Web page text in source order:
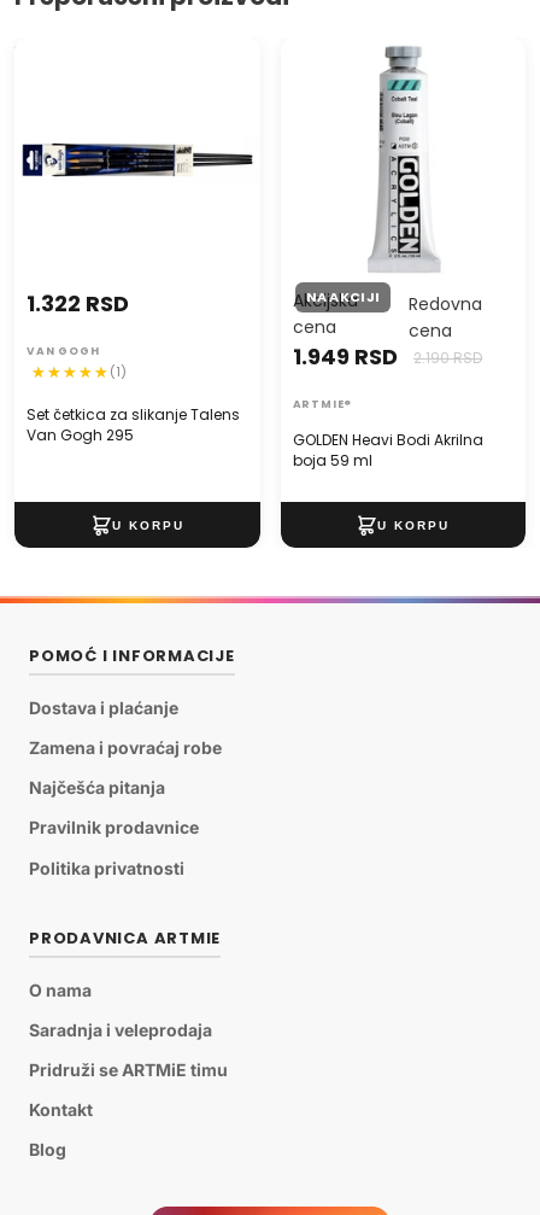
Set četkica za slikanje Talens
Set četkica za slikanje Talens
Van Gogh 295
1.322 RSD
VAN GOGH
(1)
GOLDEN Heavi Bodi Akrilna
NA AKCIJI
GOLDEN Heavi Bodi Akrilna
boja 59 ml
Akcijska
cena
1.949 RSD
Redovna
cena
2.190 RSD
ARTMIE®
POMOĆ I INFORMACIJE
Dostava i plaćanje
Zamena i povraćaj robe
Najčešća pitanja
Pravilnik prodavnice
Politika privatnosti
PRODAVNICA ARTMIE
O nama
Saradnja i veleprodaja
Pridruži se ARTMiE timu
Kontakt
Blog